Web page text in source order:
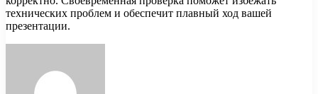
технических проблем и обеспечит плавный ход вашей
презентации.